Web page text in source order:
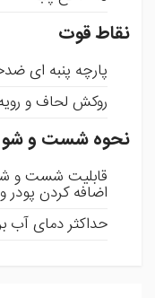
نقاط قوت
پارچه پنبه ای
روکش لحاف و
نحوه شست و شو
قابلیت شست و
اضافه کردن
حداکثر دمای آب برای شست